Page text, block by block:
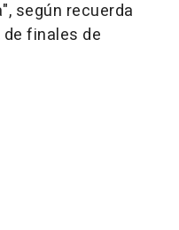
según recuerda
finales de